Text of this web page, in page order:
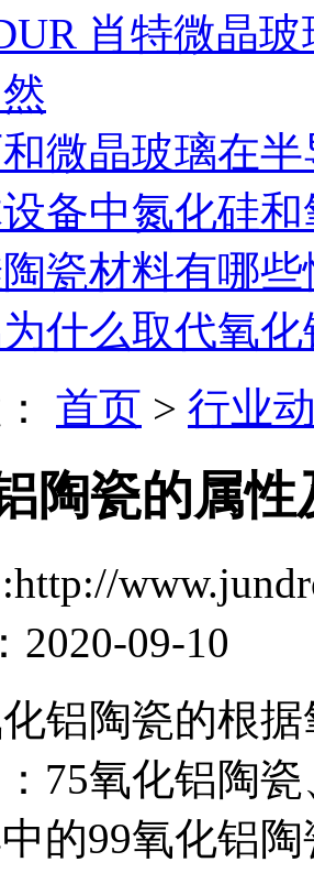
肖特微晶
微晶玻璃在
备中氮化硅
瓷材料有哪
什么取代氧化
首页 > 行业
陶瓷的属
2020-09-10
铝陶瓷的根据
75氧化铝陶
的99氧化铝